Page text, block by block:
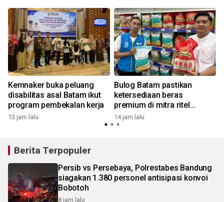
Kemnaker buka peluang
disabilitas asal Batam ikut
program pembekalan kerja
13 jam lalu
Bulog Batam pastikan
ketersediaan beras
premium di mitra ritel
modern
14 jam lalu
Berita Terpopuler
Persib vs Persebaya, Polrestabes Bandung
siagakan 1.380 personel antisipasi konvoi
Bobotoh
8 jam lalu